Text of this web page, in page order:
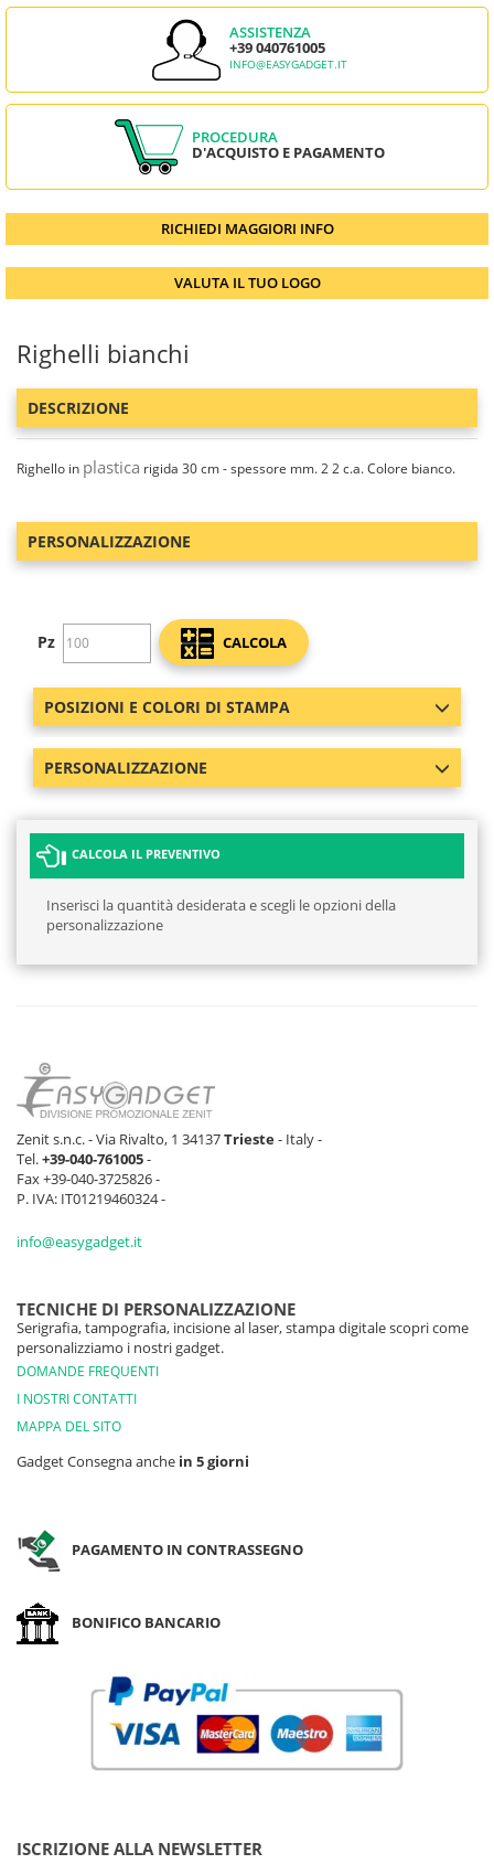
ASSISTENZA
+39 040761005
INFO@EASYGADGET.IT
PROCEDURA
D'ACQUISTO E PAGAMENTO
RICHIEDI MAGGIORI INFO
VALUTA IL TUO LOGO
Righelli bianchi
DESCRIZIONE
Righello in plastica rigida 30 cm - spessore mm. 2 2 c.a. Colore bianco.
PERSONALIZZAZIONE
Pz CALCOLA
POSIZIONI E COLORI DI STAMPA
PERSONALIZZAZIONE
CALCOLA IL PREVENTIVO
Inserisci la quantità desiderata e scegli le opzioni della
personalizzazione
Zenit s.n.c. - Via Rivalto, 1 34137Trieste- Italy -
Tel.+39-040-761005-
Fax +39-040-3725826 -
P. IVA: IT01219460324 -
info@easygadget.it
TECNICHE DI PERSONALIZZAZIONE
Serigrafia, tampografia, incisione al laser, stampa digitale scopri come
personalizziamo i nostri gadget.
DOMANDE FREQUENTI
I NOSTRI CONTATTI
MAPPA DEL SITO
Gadget Consegna anche in 5 giorni
PAGAMENTO IN CONTRASSEGNO
BONIFICO BANCARIO
ISCRIZIONE ALLA NEWSLETTER